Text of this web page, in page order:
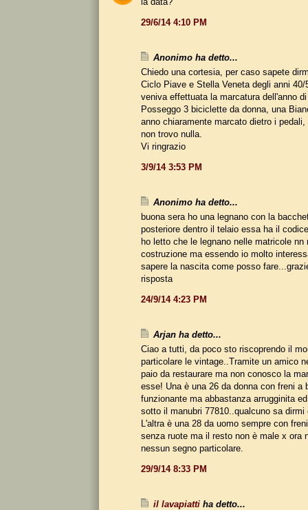
29/6/14 4:10 PM
Anonimo ha detto...
Chiedo una cortesia, per caso sapete
Ciclo Piave e Stella Veneta degli anni
veniva effettuata la marcatura dell'anno
Posseggo 3 biciclette da donna, una
anno chiaramente marcato dietro i
non trovo nulla.
Vi ringrazio
3/9/14 3:53 PM
Anonimo ha detto...
buona sera ho una legnano con la
posteriore dentro il telaio essa ha il
ho letto che le legnano nelle matricole nn
costruzione ma essendo io molto
sapere la nascita come posso
risposta
24/9/14 4:23 PM
Arjan ha detto...
Ciao a tutti, da poco sto riscoprendo il
particolare le vintage..Tramite un amico
paio da restaurare ma non conosco la
esse! Una è una 26 da donna con freni a
funzionante ma abbastanza arrugginita
sotto il manubri 77810..qualcuno sa dirmi
L'altra è una 28 da uomo sempre con
senza ruote ma il resto non è male x ora
nessun segno particolare.
29/9/14 8:33 PM
il lavapiatti ha detto...